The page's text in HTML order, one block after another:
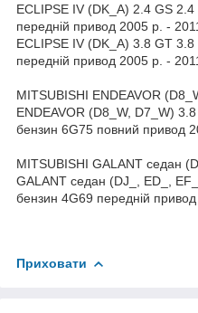
ECLIPSE IV (DK_A) 2.4 GS
передній привод 2005 р. -
ECLIPSE IV (DK_A) 3.8 GT
передній привод 2005 р. -
MITSUBISHI ENDEAVOR
ENDEAVOR (D8_W, D7_W)
бензин 6G75 повний привод
MITSUBISHI GALANT седан
GALANT седан (DJ_, ED_,
бензин 4G69 передній
Приховати